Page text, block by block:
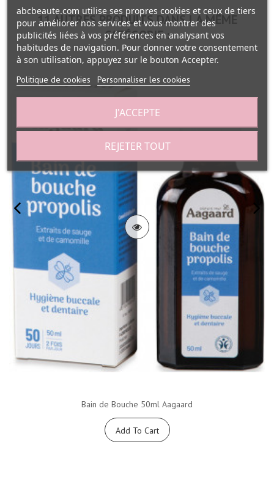
11 AUTRES PRODUITS DANS LA MÊME
CATÉGORIE :
Bain de Bouche 50ml Aagaard
Add To Cart
abcbeaute.com utilise ses propres cookies et ceux de tiers
pour améliorer nos services et vous montrer des
publicités liées à vos préférences en analysant vos
habitudes de navigation. Pour donner votre consentement
à son utilisation, appuyez sur le bouton Accepter.
Politique de cookies Personnaliser les cookies
REJETER TOUT
J'ACCEPTE